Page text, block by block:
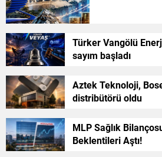
Türker Vangölü
sayım başladı
Aztek Teknoloji,
distribütörü oldu
MLP Sağlık
Beklentileri Aştı!